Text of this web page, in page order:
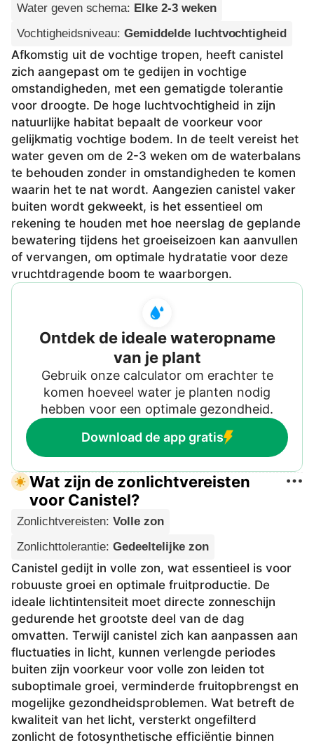
Water geven schema: Elke 2-3 weken
Vochtigheidsniveau: Gemiddelde luchtvochtigheid
Afkomstig uit de vochtige tropen, heeft canistel
zich aangepast om te gedijen in vochtige
omstandigheden, met een gematigde tolerantie
voor droogte. De hoge luchtvochtigheid in zijn
natuurlijke habitat bepaalt de voorkeur voor
gelijkmatig vochtige bodem. In de teelt vereist het
water geven om de 2-3 weken om de waterbalans
te behouden zonder in omstandigheden te komen
waarin het te nat wordt. Aangezien canistel vaker
buiten wordt gekweekt, is het essentieel om
rekening te houden met hoe neerslag de geplande
bewatering tijdens het groeiseizoen kan aanvullen
of vervangen, om optimale hydratatie voor deze
vruchtdragende boom te waarborgen.
Ontdek de ideale wateropname
van je plant
Gebruik onze calculator om erachter te
komen hoeveel water je planten nodig
hebben voor een optimale gezondheid.
Download de app gratis
Wat zijn de zonlichtvereisten
voor Canistel?
Zonlichtvereisten: Volle zon
Zonlichttolerantie: Gedeeltelijke zon
Canistel gedijt in volle zon, wat essentieel is voor
robuuste groei en optimale fruitproductie. De
ideale lichtintensiteit moet directe zonneschijn
gedurende het grootste deel van de dag
omvatten. Terwijl canistel zich kan aanpassen aan
fluctuaties in licht, kunnen verlengde periodes
buiten zijn voorkeur voor volle zon leiden tot
suboptimale groei, verminderde fruitopbrengst en
mogelijke gezondheidsproblemen. Wat betreft de
kwaliteit van het licht, versterkt ongefilterd
zonlicht de fotosynthetische efficiëntie binnen